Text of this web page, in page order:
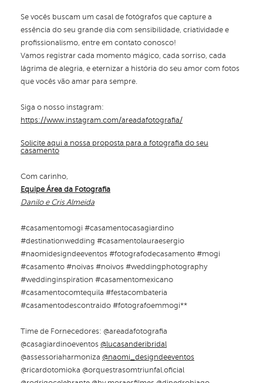
Se vocês buscam um casal de fotógrafos que capture a
essência do seu grande dia com sensibilidade, criatividade e
profissionalismo, entre em contato conosco!
Vamos registrar cada momento mágico, cada sorriso, cada
lágrima de alegria, e eternizar a história do seu amor com fotos
que vocês vão amar para sempre.
Siga o nosso instagram:
https://www.instagram.com/areadafotografia/
Solicite aqui a nossa proposta para a fotografia do seu
casamento
Com carinho,
Equipe Área da Fotografia
Danilo e Cris Almeida
#casamentomogi #casamentocasagiardino
#destinationwedding #casamentolauraesergio
#naomidesigndeeventos #fotografodecasamento #mogi
#casamento #noivas #noivos #weddingphotography
#weddinginspiration #casamentomexicano
#casamentocomtequila #festacombateria
#casamentodescontraido #fotografoemmogi**
Time de Fornecedores: @areadafotografia
@casagiardinoeventos @lucasanderibridal
@assessoriaharmoniza @naomi_designdeeventos
@ricardotomioka @orquestrasomtriunfal.oficial